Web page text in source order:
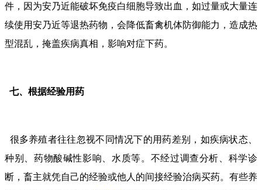
件，因为安乃近能破坏免疫白细胞导致出血，如过量或大量连
续使用安乃近等退热药物，会降低畜禽机体防御能力，造成热
型混乱，掩盖疾病真相，影响对症下药。
七、根据经验用药
很多养殖者往往忽视不同情况下的用药差别，如疾病状态、
种别、药物酸碱性影响、水质等。不经过调查分析、科学诊
断，畜主就凭自己的经验或他人的间接经验治病买药。有些养